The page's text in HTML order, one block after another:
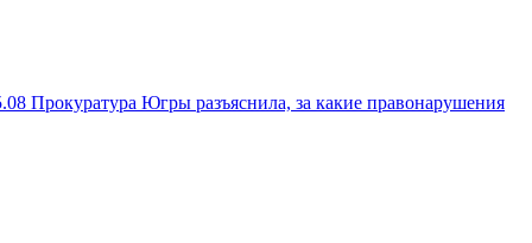
Прокуратура Югры разъяснила, за какие правонарушения